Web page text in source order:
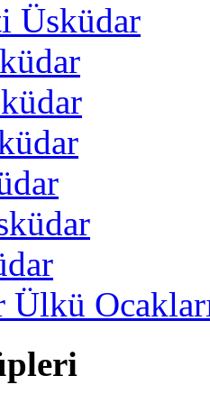
Üsküdar
Ülkü